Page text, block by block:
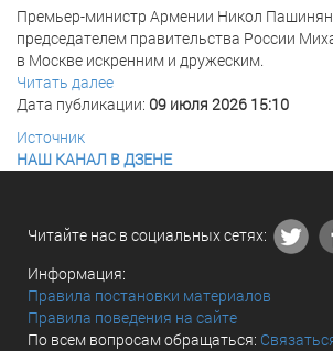
Премьер-министр Армении Никол
председателем правительства России
в Москве искренним и дружеским.
Читать далее
Дата публикации: 09 июля 2026 15:10
Источник
НАШ КАНАЛ В ДЗЕНЕ
Читайте нас в социальных сетях:
Информация:
Правила постановки материалов
Правила поведения на сайте
По всем вопросам обращаться: